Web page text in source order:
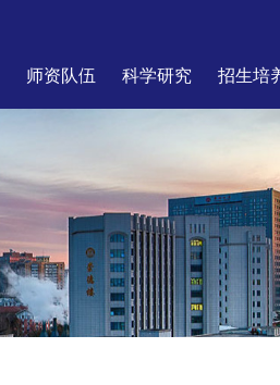
师资队伍 科学研究 招生培